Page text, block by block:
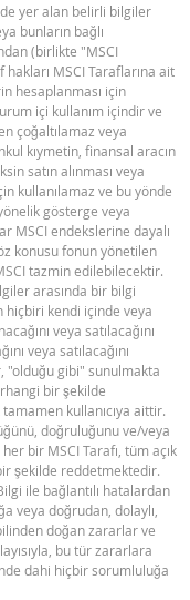
yer alan belirli bilgiler
bunların bağlı
(birlikte "MSCI
MSCI Taraflarına ait
hesaplanması için
içi kullanım içindir ve
çoğaltılamaz veya
kıymetin, finansal aracın
satın alınması veya
kullanılamaz ve bu yönde
gösterge veya
MSCI endekslerine dayalı
konusu fonun yönetilen
tazmin edilebilecektir.
arasında bir bilgi
kendi içinde veya
veya satılacağını
veya satılacağını
"olduğu gibi" sunulmakta
bir şekilde
kullanıcıya aittir.
doğruluğunu ve/veya
bir MSCI Tarafı, tüm açık
şekilde reddetmektedir.
ile bağlantılı hatalardan
veya doğrudan, dolaylı,
doğan zararlar ve
bu tür zararlara
dahi hiçbir sorumluluğa